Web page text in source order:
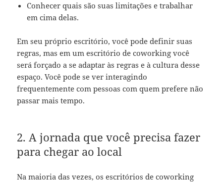
Conhecer quais são suas limitações e trabalhar
em cima delas.
Em seu próprio escritório, você pode definir suas
regras, mas em um escritório de coworking você
será forçado a se adaptar às regras e à cultura desse
espaço. Você pode se ver interagindo
frequentemente com pessoas com quem prefere não
passar mais tempo.
2. A jornada que você precisa fazer
para chegar ao local
Na maioria das vezes, os escritórios de coworking